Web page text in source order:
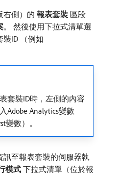
右側）的​ 報表套裝 ​區段
。 然後使用下拉式清單選
ID （例如
套裝ID時，左側的內容
Adobe Analytics變數
變數）。
訊至報表套裝的伺服器執
模式 ​下拉式清單（位於報